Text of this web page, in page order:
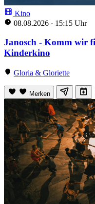
Kino
08.08.2026 · 15:15 Uhr
Janosch - Komm wir
Kinderkino
Gloria & Gloriette
Merken